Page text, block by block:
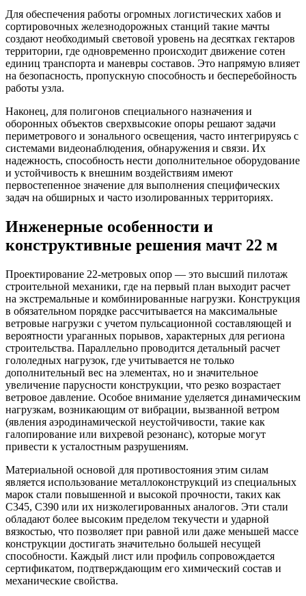
Для обеспечения работы огромных логистических хабов и
сортировочных железнодорожных станций такие мачты
создают необходимый световой уровень на десятках гектаров
территории, где одновременно происходит движение сотен
единиц транспорта и маневры составов. Это напрямую влияет
на безопасность, пропускную способность и бесперебойность
работы узла.
Наконец, для полигонов специального назначения и
оборонных объектов сверхвысокие опоры решают задачи
периметрового и зонального освещения, часто интегрируясь с
системами видеонаблюдения, обнаружения и связи. Их
надежность, способность нести дополнительное оборудование
и устойчивость к внешним воздействиям имеют
первостепенное значение для выполнения специфических
задач на обширных и часто изолированных территориях.
Инженерные особенности и
конструктивные решения мачт 22 м
Проектирование 22-метровых опор — это высший пилотаж
строительной механики, где на первый план выходит расчет
на экстремальные и комбинированные нагрузки. Конструкция
в обязательном порядке рассчитывается на максимальные
ветровые нагрузки с учетом пульсационной составляющей и
вероятности ураганных порывов, характерных для региона
строительства. Параллельно проводится детальный расчет
гололедных нагрузок, где учитывается не только
дополнительный вес на элементах, но и значительное
увеличение парусности конструкции, что резко возрастает
ветровое давление. Особое внимание уделяется динамическим
нагрузкам, возникающим от вибрации, вызванной ветром
(явления аэродинамической неустойчивости, такие как
галопирование или вихревой резонанс), которые могут
привести к усталостным разрушениям.
Материальной основой для противостояния этим силам
является использование металлоконструкций из специальных
марок стали повышенной и высокой прочности, таких как
С345, С390 или их низколегированных аналогов. Эти стали
обладают более высоким пределом текучести и ударной
вязкостью, что позволяет при равной или даже меньшей массе
конструкции достигать значительно большей несущей
способности. Каждый лист или профиль сопровождается
сертификатом, подтверждающим его химический состав и
механические свойства.